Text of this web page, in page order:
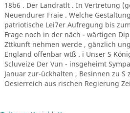
18b6 . Der Landratlt . In Vertretung
Neuendurer Fraie . Welche
patriotische Lei7er Aufregung bis
Frage noch in der näch - wärtigen
Zttkunft nehmen werde , gänzlich
England offenbar wtß . i Unser S
Scluveize Der Vun - insgeheimt
Januar zur-ückhalten , Besinnen zu
Oesierreich aus rischen Regierung